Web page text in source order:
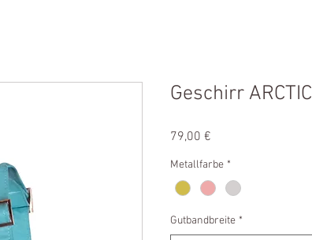
Geschirr ARCTIC
79,00 €
Metallfarbe *
Gutbandbreite *